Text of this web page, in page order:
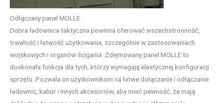
Odłączany panel MOLLE
Dobra ładownica taktyczna powinna oferować wszechstronność,
trwałość i łatwość użytkowania, szczególnie w zastosowaniach
wojskowych i organów ścigania. Zdejmowany panel MOLLE to
doskonała funkcja dla tych, którzy wymagają elastycznej konfiguracji
sprzętu. Pozwala on użytkownikom na łatwe dołączanie i odłączanie
ładownic, kabur i innych akcesoriów, aby mieć pewność, że mają